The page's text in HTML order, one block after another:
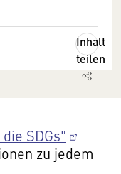
Inhalt
teilen
SDGs"
zu jedem